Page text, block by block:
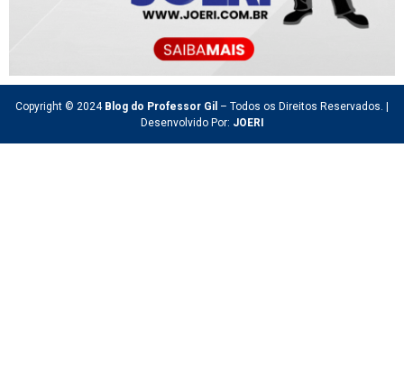
Copyright © 2024 Blog do Professor Gil – Todos os Direitos Reservados. |
Desenvolvido Por: JOERI